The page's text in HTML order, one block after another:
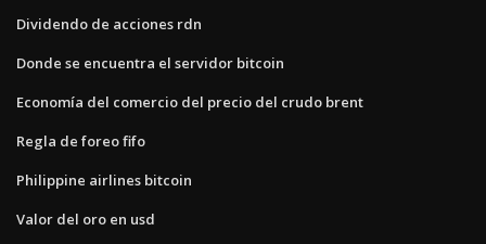
Dividendo de acciones rdn
Donde se encuentra el servidor bitcoin
Economía del comercio del precio del crudo brent
Regla de foreo fifo
Philippine airlines bitcoin
Valor del oro en usd